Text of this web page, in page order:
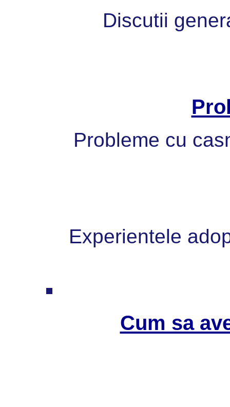
Discutii
Probleme cu
Experientele
Cum sa